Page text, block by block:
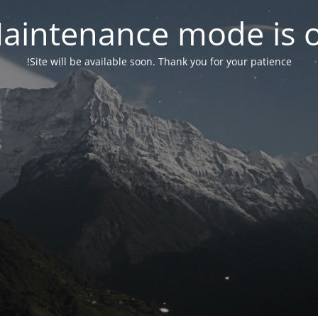
mode is
Site will be available soon. Thank you for your patience!